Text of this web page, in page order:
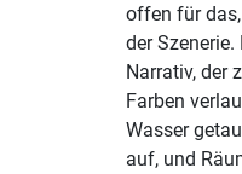
offen für
der
Narrativ, der
Farben
Wasser
auf, und